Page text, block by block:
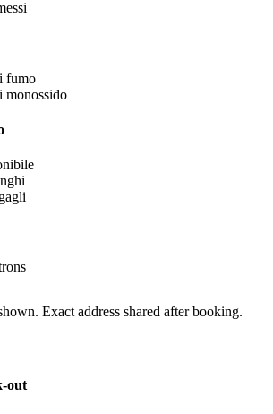
fumo
monossido
Exact address shared after booking.
out